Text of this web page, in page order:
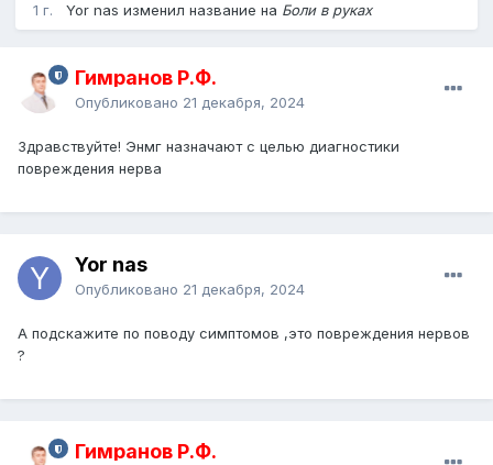
1 г. Yor nas изменил название на Боли в руках
Гимранов Р.Ф.
Опубликовано 21 декабря, 2024
Здравствуйте! Энмг назначают с целью диагностики
повреждения нерва
Yor nas
Опубликовано 21 декабря, 2024
А подскажите по поводу симптомов ,это повреждения нервов
?
Гимранов Р.Ф.